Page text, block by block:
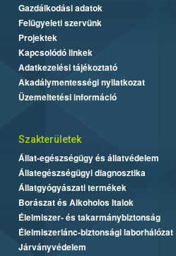
Gazdálkodási adatok
Felügyeleti szervünk
Projektek
Kapcsolódó linkek
Adatkezelési tájékoztató
Akadálymentességi nyilatkozat
Üzemeltetési információ
Szakterületek
Állat-egészségügy és állatvédelem
Állategészségügyi diagnosztika
Állatgyógyászati termékek
Borászat és Alkoholos Italok
Élelmiszer- és takarmánybiztonság
Élelmiszerlánc-biztonsági laborhálózat
Járványvédelem